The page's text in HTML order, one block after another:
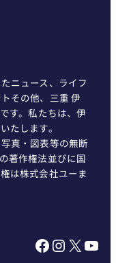
ニュース、ライフ
その他、三重 伊
す。私たちは、伊
たします。
真・図表等の無断
著作権法並びに国
は株式会社ユーま
Facebook InstagramX YouTube